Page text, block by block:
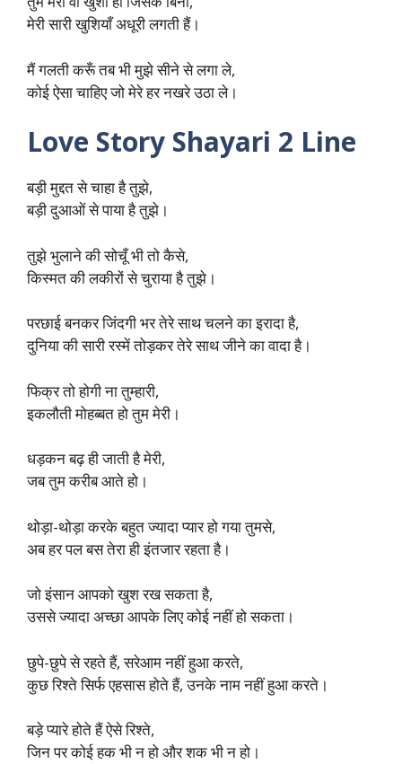
मेरी सारी खुशियाँ अधूरी लगती हैं।
मैं गलती करूँ तब भी मुझे सीने से लगा ले,
कोई ऐसा चाहिए जो मेरे हर नखरे उठा ले।
Love Story Shayari 2 Line
बड़ी मुद्दत से चाहा है तुझे,
बड़ी दुआओं से पाया है तुझे।
तुझे भुलाने की सोचूँ भी तो कैसे,
किस्मत की लकीरों से चुराया है तुझे।
परछाई बनकर जिंदगी भर तेरे साथ चलने का इरादा है,
दुनिया की सारी रस्में तोड़कर तेरे साथ जीने का वादा है।
फिक्र तो होगी ना तुम्हारी,
इकलौती मोहब्बत हो तुम मेरी।
धड़कन बढ़ ही जाती है मेरी,
जब तुम करीब आते हो।
थोड़ा-थोड़ा करके बहुत ज्यादा प्यार हो गया तुमसे,
अब हर पल बस तेरा ही इंतजार रहता है।
जो इंसान आपको खुश रख सकता है,
उससे ज्यादा अच्छा आपके लिए कोई नहीं हो सकता।
छुपे-छुपे से रहते हैं, सरेआम नहीं हुआ करते,
कुछ रिश्ते सिर्फ एहसास होते हैं, उनके नाम नहीं हुआ करते।
बड़े प्यारे होते हैं ऐसे रिश्ते,
जिन पर कोई हक भी न हो और शक भी न हो।